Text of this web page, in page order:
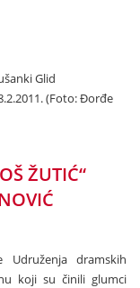
Glid
(Foto: Đorđe
ŽUTIĆ“
Udruženja dramskih
koji su činili glumci